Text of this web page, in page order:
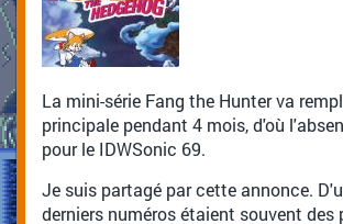
La mini-série Fang the Hunter va
principale pendant 4 mois, d'où
pour le IDWSonic 69.
Je suis partagé par cette annonce.
derniers numéros étaient souvent des